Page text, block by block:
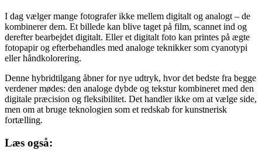
I dag vælger mange fotografer ikke mellem digitalt og analogt – de
kombinerer dem. Et billede kan blive taget på film, scannet ind og
derefter bearbejdet digitalt. Eller et digitalt foto kan printes på ægte
fotopapir og efterbehandles med analoge teknikker som cyanotypi
eller håndkolorering.
Denne hybridtilgang åbner for nye udtryk, hvor det bedste fra begge
verdener mødes: den analoge dybde og tekstur kombineret med den
digitale præcision og fleksibilitet. Det handler ikke om at vælge side,
men om at bruge teknologien som et redskab for kunstnerisk
fortælling.
Læs også: